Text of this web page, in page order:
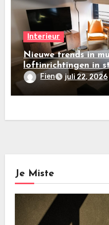
Interieur
Nieuwe trends in
loftinrichtingen in
Fien juli 22, 2026
Je Miste